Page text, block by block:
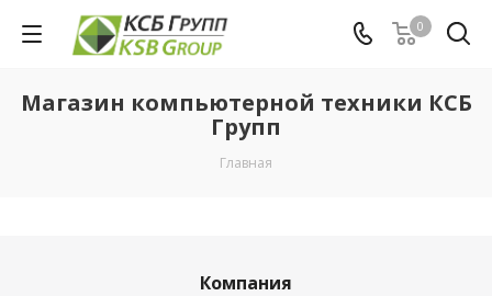
0
Магазин компьютерной техники КСБ
Групп
Главная
Компания